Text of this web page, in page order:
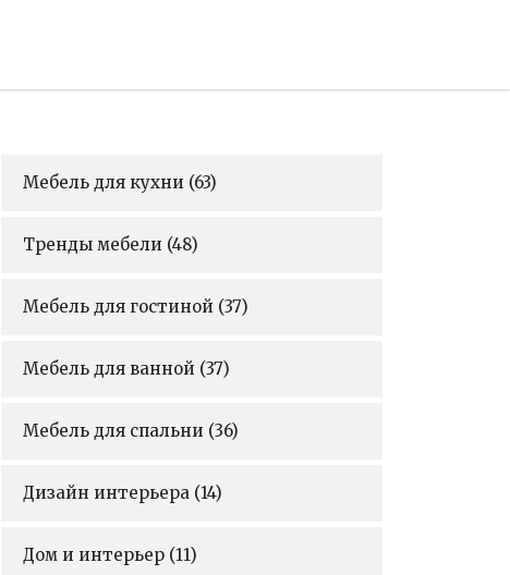
Мебель для кухни (63)
Тренды мебели (48)
Мебель для гостиной (37)
Мебель для ванной (37)
Мебель для спальни (36)
Дизайн интерьера (14)
Дом и интерьер (11)